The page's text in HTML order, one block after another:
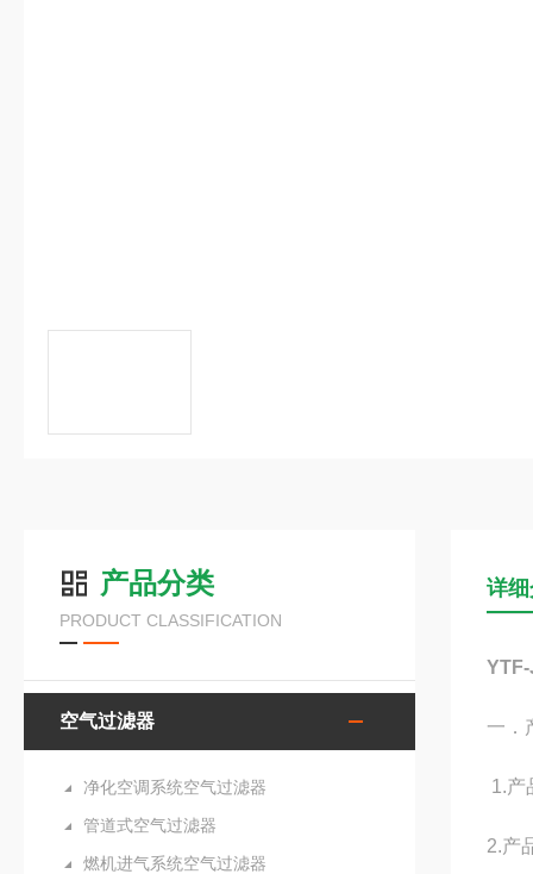
产品分类
PRODUCT CLASSIFICATION
空气过滤器
净化空调系统空气过滤器
管道式空气过滤器
燃机进气系统空气过滤器
详
一．
1.产
2.产